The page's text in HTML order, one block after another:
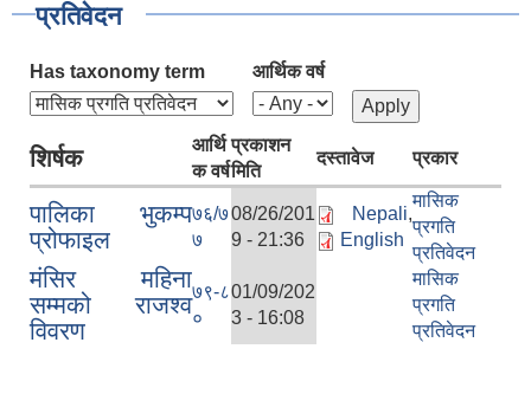
प्रतिवेदन
Has taxonomy term आर्थिक वर्ष
शिर्षक
आर्थि
क वर्ष
प्रकाशन
मिति
दस्तावेज प्रकार
पालिका भुकम्प
प्रोफाइल
७६/७
७
08/26/201
9 - 21:36
Nepali,
English
मासिक
प्रगति
प्रतिवेदन
मंसिर महिना
सम्मको राजश्व
विवरण
७९-८
०
01/09/202
3 - 16:08
मासिक
प्रगति
प्रतिवेदन